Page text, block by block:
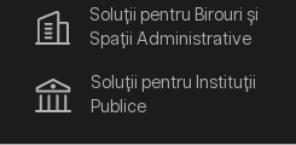
Soluții pentru Birouri și
Spații Administrative
Soluții pentru Instituții
Publice